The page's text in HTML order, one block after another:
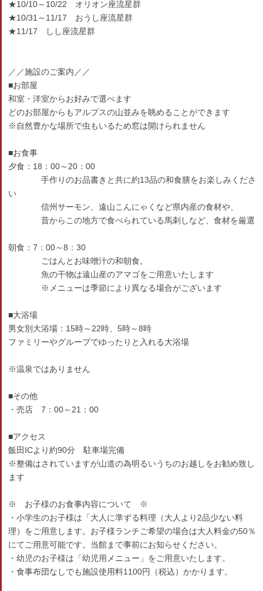
★10/10～10/22 オリオン座流星群
★10/31～11/17 おうし座流星群
★11/17 しし座流星群
／／施設のご案内／／
■お部屋
和室・洋室からお好みで選べます
どのお部屋からもアルプスの山並みを眺めることができます
※自然豊かな場所で虫もいるため窓は開けられません
■お食事
夕食：18：00～20：00
手作りのお品書きと共に約13品の和食膳をお楽しみくださ
い
信州サーモン、遠山こんにゃくなど県内産の食材や、
昔からこの地方で食べられている馬刺しなど、食材を厳選
朝食：7：00～8：30
ごはんとお味噌汁の和朝食。
魚の干物は遠山産のアマゴをご用意いたします
※メニューは季節により異なる場合がございます
■大浴場
男女別大浴場：15時～22時、5時～8時
ファミリーやグループでゆったりと入れる大浴場
※温泉ではありません
■その他
・売店 7：00～21：00
■アクセス
飯田ICより約90分 駐車場完備
※整備はされていますが山道の為明るいうちのお越しをお勧め致し
ます
※ お子様のお食事内容について ※
・小学生のお子様は「大人に準ずる料理（大人より2品少ない料
理）をご用意します。お子様ランチご希望の場合は大人料金の50％
にてご用意可能です。当館まで事前にお知らせください。
・幼児のお子様は「幼児用メニュー」をご用意いたします。
・食事布団なしでも施設使用料1100円（税込）かかります。